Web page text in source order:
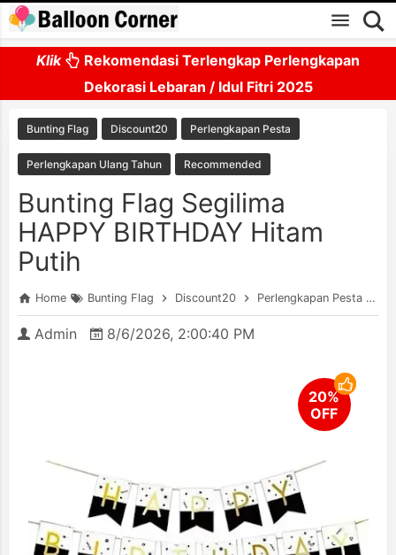
Skip to main content
Klik
Rekomendasi Terlengkap Perlengkapan
Dekorasi Lebaran / Idul Fitri 2025
Bunting Flag Discount20 Perlengkapan Pesta
Perlengkapan Ulang Tahun Recommended
Bunting Flag Segilima
HAPPY BIRTHDAY Hitam
Putih
Home Bunting Flag Discount20 Perlengkapan Pesta
Admin 8/6/2026, 2:00:40 PM